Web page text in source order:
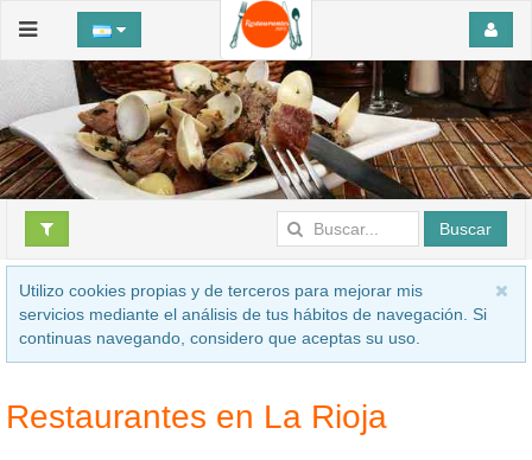
Buscar
Utilizo cookies propias y de terceros para mejorar mis
servicios mediante el análisis de tus hábitos de navegación. Si
continuas navegando, considero que aceptas su uso.
Restaurantes en La Rioja